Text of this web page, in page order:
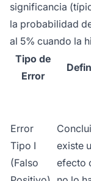
significancia
la probabilidad
al 5% cuando la
Tipo de
Error
Error
Tipo I
(Falso
existe
efecto